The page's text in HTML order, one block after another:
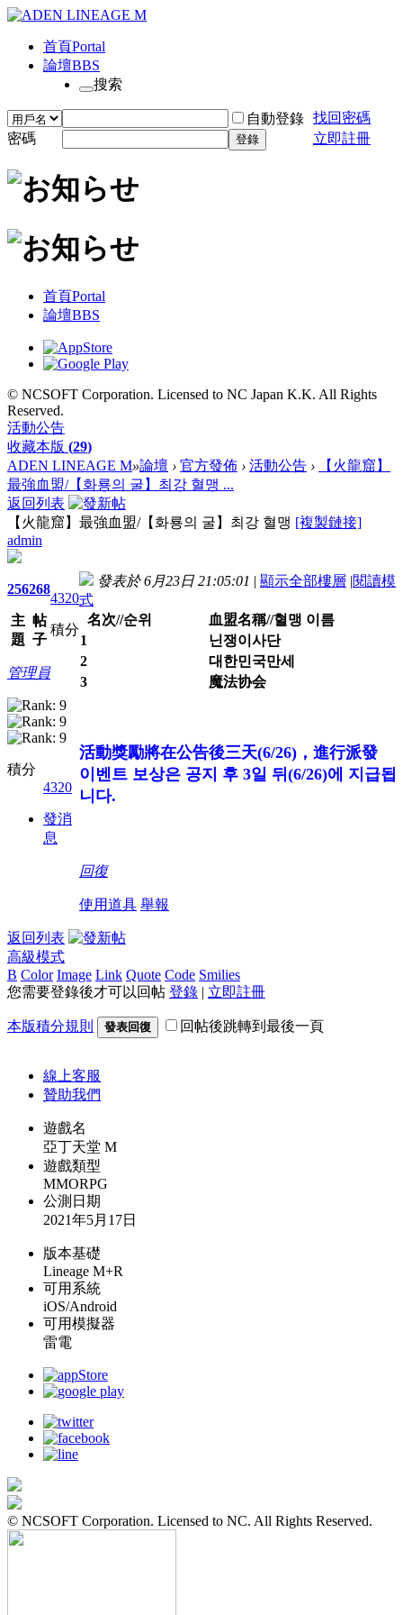
首頁Portal
論壇BBS
搜索
自動登錄 找回密碼
密碼
登錄 立即註冊
首頁Portal
論壇BBS
© NCSOFT Corporation. Licensed to NC Japan K.K. All Rights
Reserved.
活動公告
收藏本版 (29)
ADEN LINEAGE M»論壇 › 官方發佈 › 活動公告 ›
【火龍窟】
最強血盟/【화룡의 굴】최강 혈맹 ...
返回列表
【火龍窟】最強血盟/【화룡의 굴】최강 혈맹 [複製鏈接]
admin
256
主
題
268
帖
子
4320
積分
管理員
積分
4320
發消
息
發表於 6月23日 21:05:01 | 顯示全部樓層 |閱讀模
式
名次//순위
血盟名稱//혈맹 이름
1
닌쟁이사단
2
대한민국만세
3
魔法协会
活動獎勵將在公告後三天(6/26)，進行派發
이벤트 보상은 공지 후 3일 뒤(6/26)에 지급됩
니다.
回復
使用道具 舉報
返回列表
高級模式
B Color Image Link Quote Code Smilies
您需要登錄後才可以回帖 登錄 | 立即註冊
本版積分規則 發表回復 回帖後跳轉到最後一頁
線上客服
贊助我們
遊戲名
亞丁天堂 M
遊戲類型
MMORPG
公測日期
2021年5月17日
版本基礎
Lineage M+R
可用系統
iOS/Android
可用模擬器
雷電
© NCSOFT Corporation. Licensed to NC. All Rights Reserved.